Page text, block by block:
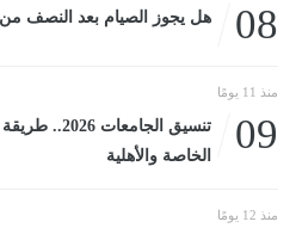
08 هل يجوز الصيام بعد النصف
منذ 11 يومًا
09
تنسيق
الخاصة والأهلية
منذ 12 يومًا